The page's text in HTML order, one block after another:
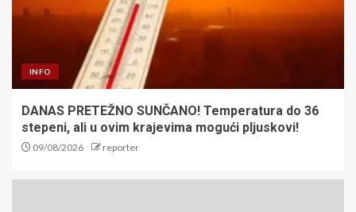
INFO
DANAS PRETEŽNO SUNČANO! Temperatura do 36
stepeni, ali u ovim krajevima mogući pljuskovi!
09/08/2026 reporter